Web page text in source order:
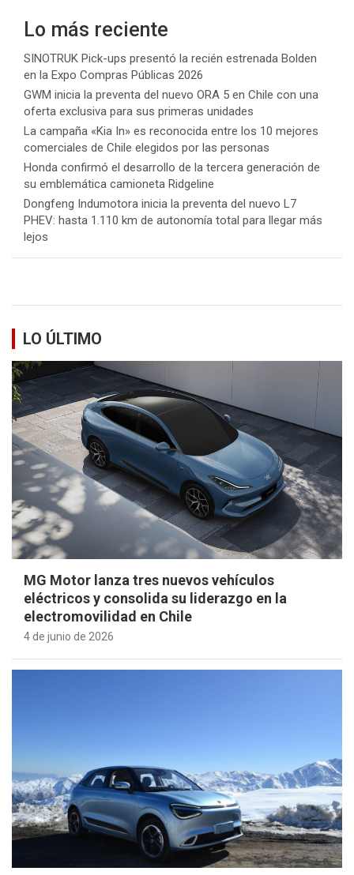
Lo más reciente
SINOTRUK Pick-ups presentó la recién estrenada Bolden
en la Expo Compras Públicas 2026
GWM inicia la preventa del nuevo ORA 5 en Chile con una
oferta exclusiva para sus primeras unidades
La campaña «Kia In» es reconocida entre los 10 mejores
comerciales de Chile elegidos por las personas
Honda confirmó el desarrollo de la tercera generación de
su emblemática camioneta Ridgeline
Dongfeng Indumotora inicia la preventa del nuevo L7
PHEV: hasta 1.110 km de autonomía total para llegar más
lejos
LO ÚLTIMO
MG Motor lanza tres nuevos vehículos
eléctricos y consolida su liderazgo en la
electromovilidad en Chile
4 de junio de 2026